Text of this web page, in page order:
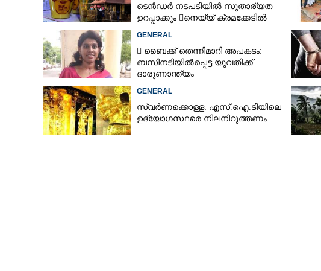
ടെൻ‌ഡർ നടപടിയിൽ സുതാര്യത
ഉറപ്പാക്കും നെയ്യ് ക്രമക്കേടിൽ
GENERAL
 ബൈക്ക് തെന്നിമാറി അപകടം:
ബസിനടിയിൽപ്പെട്ട യുവതിക്ക്
ദാരുണാന്ത്യം
GENERAL
സ്വർണക്കൊള്ള: എസ്.ഐ.ടിയിലെ
ഉദ്യോഗസ്ഥരെ നിലനിറുത്തണം